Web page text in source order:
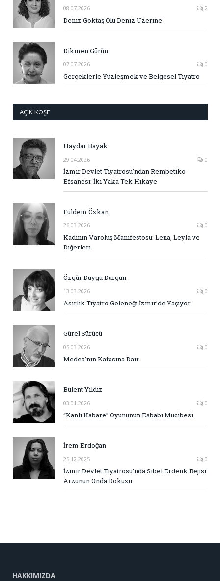
08.07.2026 2
Deniz Göktaş Ölü Deniz Üzerine
Dikmen Gürün
07.07.2026 0
Gerçeklerle Yüzleşmek ve Belgesel Tiyatro
AÇIK KÖŞE
Haydar Bayak
29.04.2026 0
İzmir Devlet Tiyatrosu’ndan Rembetiko
Efsanesi: İki Yaka Tek Hikaye
Fuldem Özkan
26.03.2026 0
Kadının Varoluş Manifestosu: Lena, Leyla ve
Diğerleri
Özgür Duygu Durgun
13.03.2026 0
Asırlık Tiyatro Geleneği İzmir’de Yaşıyor
Gürel Sürücü
05.03.2026 0
Medea’nın Kafasına Dair
Bülent Yıldız
03.01.2026 0
“Kanlı Kabare” Oyununun Esbabı Mucibesi
İrem Erdoğan
25.12.2025 0
İzmir Devlet Tiyatrosu’nda Sibel Erdenk Rejisi:
Arzunun Onda Dokuzu
HAKKIMIZDA